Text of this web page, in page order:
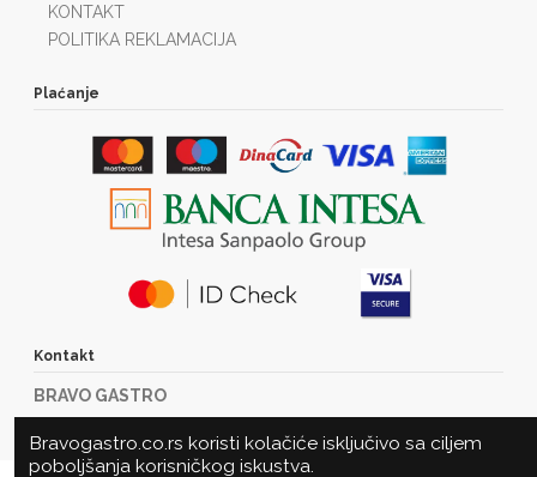
KONTAKT
POLITIKA REKLAMACIJA
Plaćanje
Kontakt
BRAVO GASTRO
21000 Novi Sad
Bravogastro.co.rs koristi kolačiće isključivo sa ciljem
poboljšanja korisničkog iskustva.